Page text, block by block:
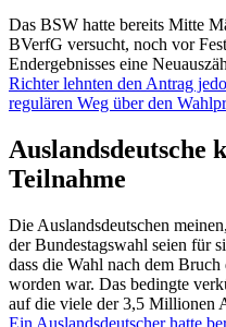
Das BSW hatte bereits Mitte
BVerfG versucht, noch vor
Endergebnisses eine
Richter lehnten den Antrag
regulären Weg über den
Auslandsdeutsche
Teilnahme
Die Auslandsdeutschen
der Bundestagswahl seien für
dass die Wahl nach dem
worden war. Das bedingte
auf die viele der 3,5 Millionen
Ein Auslandsdeutscher hatte